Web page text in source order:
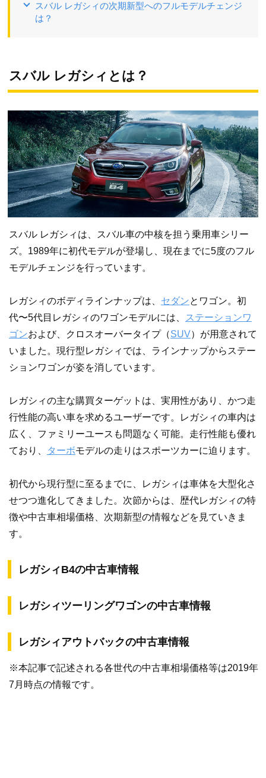
スバル レガシィの次期新型へのフルモデルチェンジ
は？
スバル レガシィとは？
スバル レガシィは、スバル車の中核を担う乗用車シリー
ズ。1989年に初代モデルが登場し、現在までに5度のフル
モデルチェンジを行っています。
レガシィのボディラインナップは、 セダンとワゴン。初
代〜5代目レガシィのワゴンモデルには、 ステーションワ
ゴンおよび、クロスオーバータイプ（SUV）が用意されて
いました。現行型レガシィでは、ラインナップからステー
ションワゴンが姿を消しています。
レガシィの主な購買ターゲットは、実用性があり、かつ走
行性能の高い車を求めるユーザーです。レガシィの車内は
広く、ファミリーユースも問題なく可能。走行性能も優れ
ており、
ターボモデルの走りはスポーツカーに迫ります。
初代から現行型に至るまでに、レガシィは車体を大型化さ
せつつ進化してきました。次節からは、歴代レガシィの特
徴や中古車相場価格、次期新型の情報などを見ていきま
す。
レガシィB4の中古車情報
レガシィツーリングワゴンの中古車情報
レガシィアウトバックの中古車情報
※本記事で記述される各世代の中古車相場価格等は2019年
7月時点の情報です。